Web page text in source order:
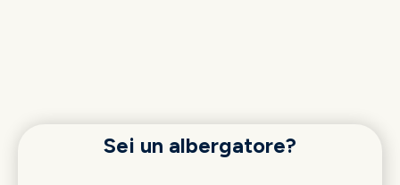
Sei un albergatore?